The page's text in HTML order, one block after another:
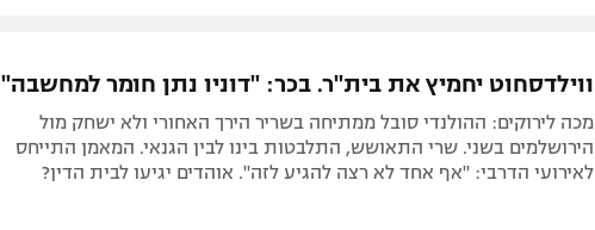
ווילדסחוט יחמיץ את בית"ר. בכר: "דוניו נתן חומר למחשבה"
מכה לירוקים: ההולנדי סובל ממתיחה בשריר הירך האחורי ולא ישחק מול
הירושלמים בשני. שרי התאושש, התלבטות בינו לבין הגנאי. המאמן התייחס
לאירועי הדרבי: "אף אחד לא רצה להגיע לזה". אוהדים יגיעו לבית הדין?